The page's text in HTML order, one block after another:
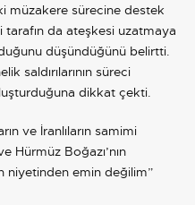
müzakere sürecine destek
da ateşkesi uzatmaya
düşündüğünü belirtti.
saldırılarının süreci
dikkat çekti.
ve İranlıların samimi
Hürmüz Boğazı’nın
niyetinden emin değilim”